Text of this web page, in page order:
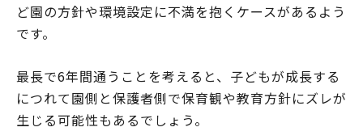
ど園の方針や環境設定に不満を抱くケースがあるよう
です。
最長で6年間通うことを考えると、子どもが成長する
につれて園側と保護者側で保育観や教育方針にズレが
生じる可能性もあるでしょう。